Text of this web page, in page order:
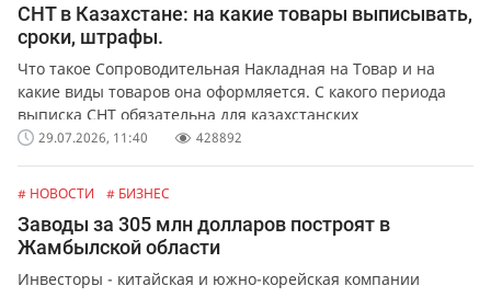
СНТ в Казахстане: на какие товары выписывать,
сроки, штрафы.
Что такое Сопроводительная Накладная на Товар и на
какие виды товаров она оформляется. С какого периода
выписка СНТ обязательна для казахстанских
предпринимателей и организаций. Какая ответственность
29.07.2026, 11:40 428892
# НОВОСТИ # БИЗНЕС
Заводы за 305 млн долларов построят в
Жамбылской области
Инвесторы - китайская и южно-корейская компании